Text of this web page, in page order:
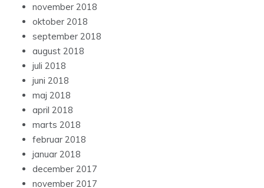
november 2018
oktober 2018
september 2018
august 2018
juli 2018
juni 2018
maj 2018
april 2018
marts 2018
februar 2018
januar 2018
december 2017
november 2017